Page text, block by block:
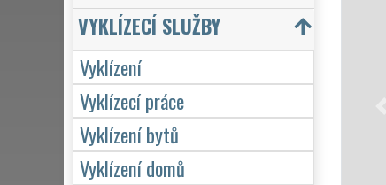
VYKLÍZECÍ SLUŽBY
Vyklízení
Vyklízecí práce
Vyklízení bytů
Vyklízení domů